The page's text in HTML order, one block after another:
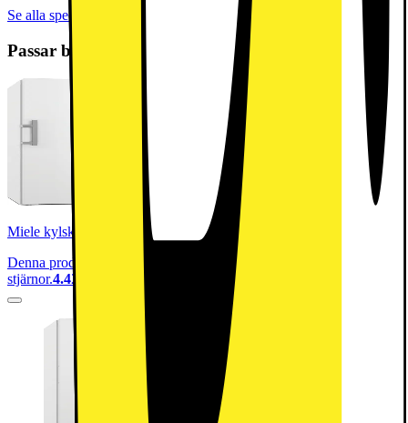
Se alla specifikationer
Passar bra ihop
Miele kylskåp KS4783DDN (vit)
Denna produkt har blivit bedömd som 4.4 av 5 möjliga
stjärnor.4.423